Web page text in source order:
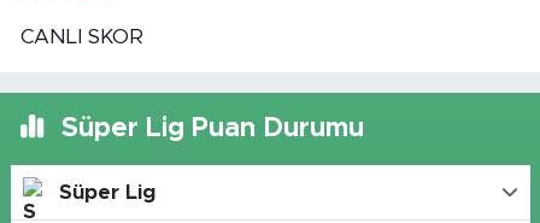
CANLI SKOR
Süper Lig Puan Durumu
Süper Lig